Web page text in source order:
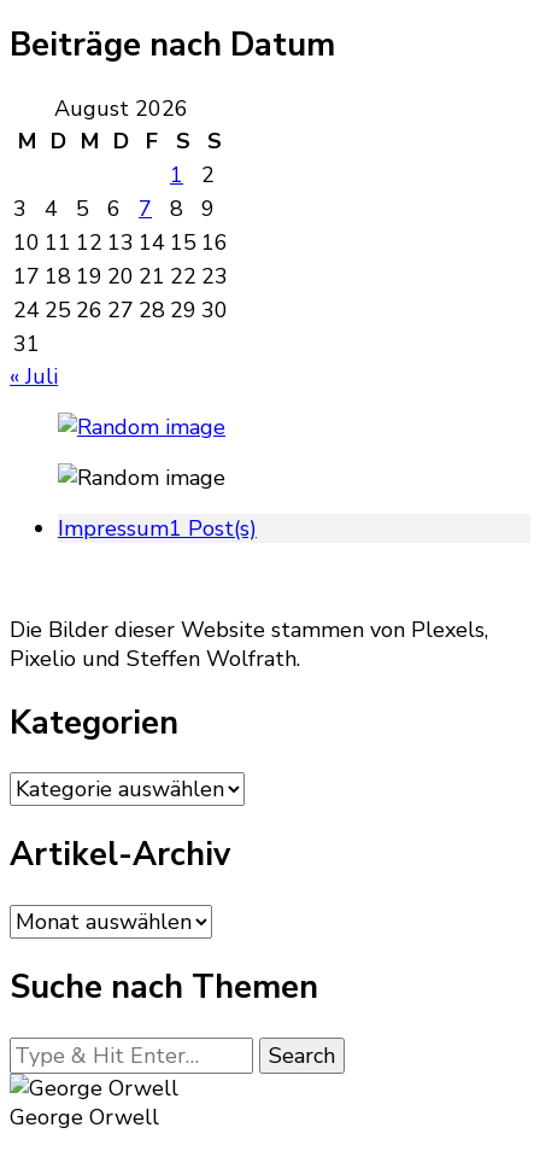
Beiträge nach Datum
August 2026
M D M D F S
S
1
2
3
4 5 6 7 8
9
10 11 12 13 14 15 16
17 18 19 20 21 22 23
24 25 26 27 28 29 30
31
« Juli
Impressum1 Post(s)
Die Bilder dieser Website stammen von Plexels,
Pixelio und Steffen Wolfrath.
Kategorien
Kategorien
Artikel-Archiv
Artikel-
Archiv
Suche nach Themen
Looking
for
Something?
George Orwell